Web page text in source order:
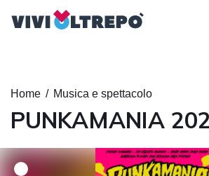
Home / Musica e spettacolo
PUNKAMANIA
Ingrandisci il
Dimensione
del carattere